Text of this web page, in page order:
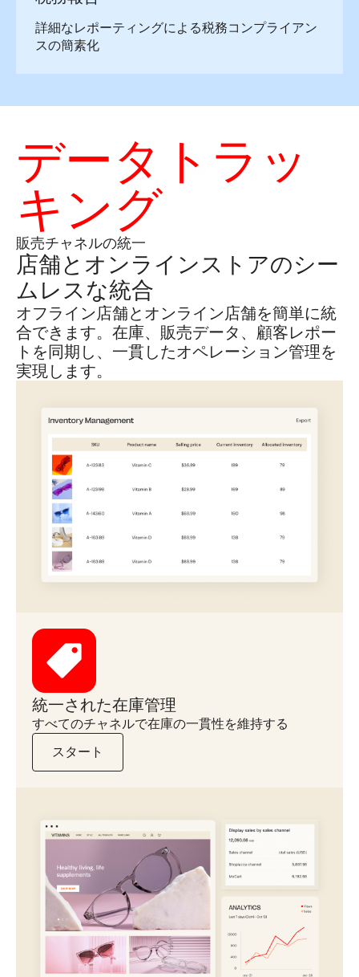
詳細なレポーティングによる税務コンプライアン
スの簡素化
データトラッ
キング
販売チャネルの統一
店舗とオンラインストアのシー
ムレスな統合
オフライン店舗とオンライン店舗を簡単に統
合できます。在庫、販売データ、顧客レポー
トを同期し、一貫したオペレーション管理を
実現します。
統一された在庫管理
すべてのチャネルで在庫の一貫性を維持する
スタート